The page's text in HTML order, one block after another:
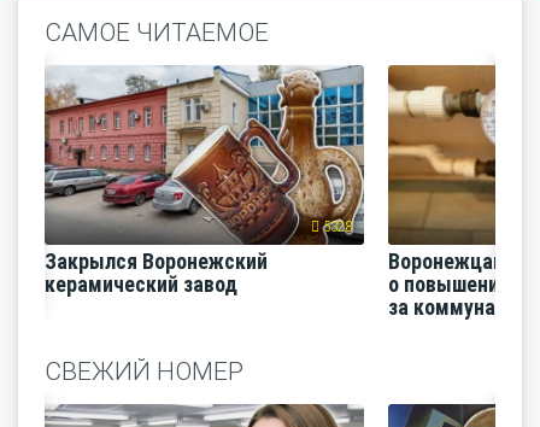
САМОЕ ЧИТАЕМОЕ
5328
Закрылся Воронежский
керамический завод
Воронежцам
о повышении
за
СВЕЖИЙ НОМЕР